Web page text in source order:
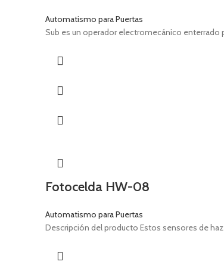
Automatismo para Puertas
Sub es un operador electromecánico enterrado
Fotocelda HW-08
Automatismo para Puertas
Descripción del producto Estos sensores de